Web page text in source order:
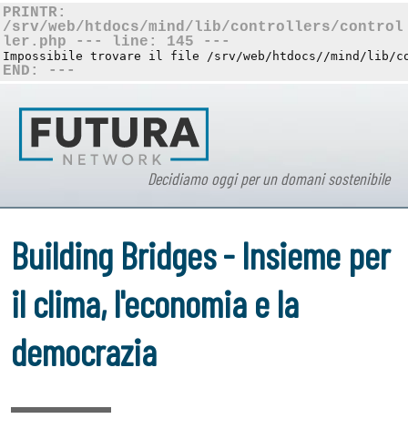
PRINTR:
/srv/web/htdocs/mind/lib/controllers/control
ler.php --- line: 145 ---
Impossibile trovare il file /srv/web/htdocs//mind/lib/
END: ---
Decidiamo oggi per un domani sostenibile
Building Bridges - Insieme per
il clima, l'economia e la
democrazia